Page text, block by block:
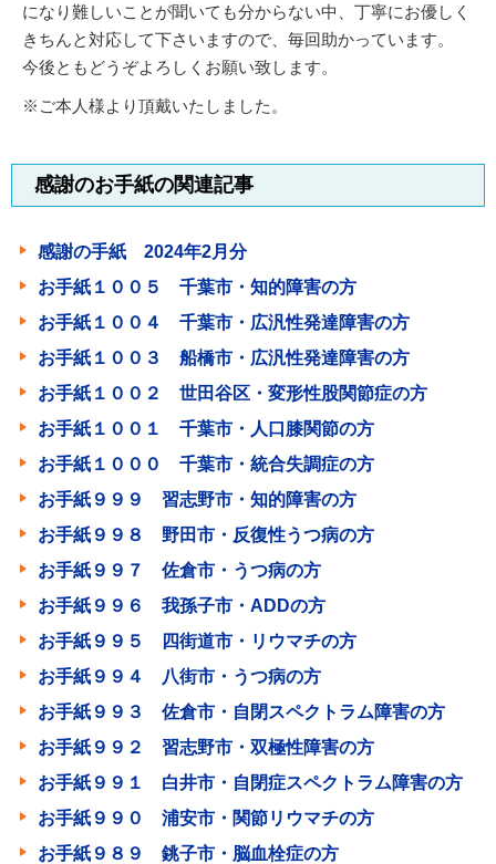
になり難しいことが聞いても分からない中、丁寧にお優しく
きちんと対応して下さいますので、毎回助かっています。
今後ともどうぞよろしくお願い致します。
※ご本人様より頂戴いたしました。
感謝のお手紙の関連記事
感謝の手紙 2024年2月分
お手紙１００５ 千葉市・知的障害の方
お手紙１００４ 千葉市・広汎性発達障害の方
お手紙１００３ 船橋市・広汎性発達障害の方
お手紙１００２ 世田谷区・変形性股関節症の方
お手紙１００１ 千葉市・人口膝関節の方
お手紙１０００ 千葉市・統合失調症の方
お手紙９９９ 習志野市・知的障害の方
お手紙９９８ 野田市・反復性うつ病の方
お手紙９９７ 佐倉市・うつ病の方
お手紙９９６ 我孫子市・ADDの方
お手紙９９５ 四街道市・リウマチの方
お手紙９９４ 八街市・うつ病の方
お手紙９９３ 佐倉市・自閉スペクトラム障害の方
お手紙９９２ 習志野市・双極性障害の方
お手紙９９１ 白井市・自閉症スペクトラム障害の方
お手紙９９０ 浦安市・関節リウマチの方
お手紙９８９ 銚子市・脳血栓症の方